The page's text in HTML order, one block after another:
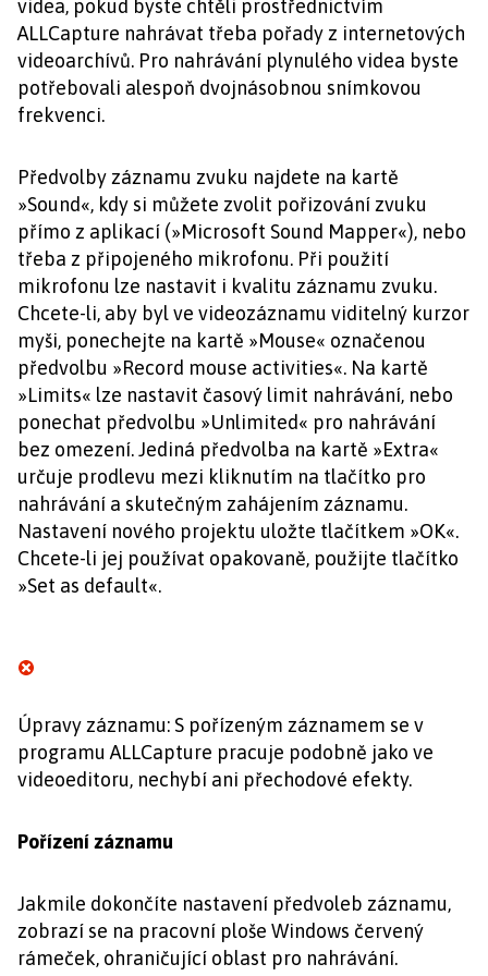
videa, pokud byste chtěli prostřednictvím
ALLCapture nahrávat třeba pořady z internetových
videoarchívů. Pro nahrávání plynulého videa byste
potřebovali alespoň dvojnásobnou snímkovou
frekvenci.
Předvolby záznamu zvuku najdete na kartě
»Sound«, kdy si můžete zvolit pořizování zvuku
přímo z aplikací (»Microsoft Sound Mapper«), nebo
třeba z připojeného mikrofonu. Při použití
mikrofonu lze nastavit i kvalitu záznamu zvuku.
Chcete-li, aby byl ve videozáznamu viditelný kurzor
myši, ponechejte na kartě »Mouse« označenou
předvolbu »Record mouse activities«. Na kartě
»Limits« lze nastavit časový limit nahrávání, nebo
ponechat předvolbu »Unlimited« pro nahrávání
bez omezení. Jediná předvolba na kartě »Extra«
určuje prodlevu mezi kliknutím na tlačítko pro
nahrávání a skutečným zahájením záznamu.
Nastavení nového projektu uložte tlačítkem »OK«.
Chcete-li jej používat opakovaně, použijte tlačítko
»Set as default«.
Úpravy záznamu: S pořízeným záznamem se v
programu ALLCapture pracuje podobně jako ve
videoeditoru, nechybí ani přechodové efekty.
Pořízení záznamu
Jakmile dokončíte nastavení předvoleb záznamu,
zobrazí se na pracovní ploše Windows červený
rámeček, ohraničující oblast pro nahrávání.